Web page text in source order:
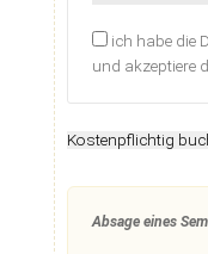
ich habe die
und akzeptiere
Kostenpflichtig
Absage eines